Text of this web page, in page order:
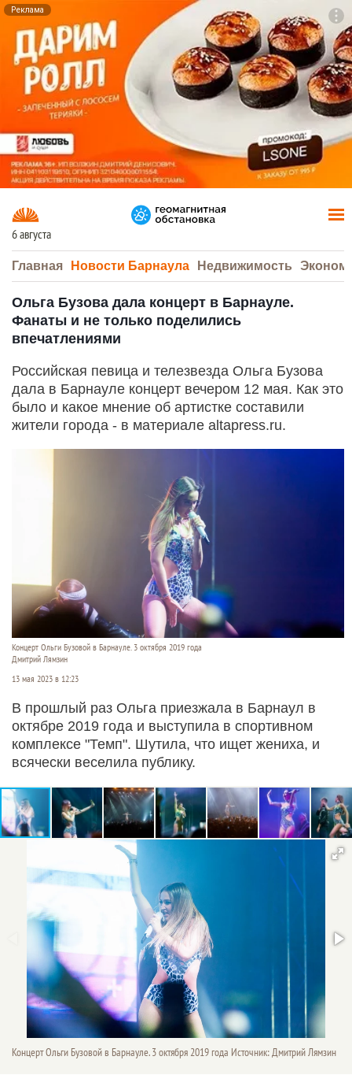
Реклама
6 августа
Главная Новости Барнаула Недвижимость
Ольга Бузова дала концерт в Барнауле.
Фанаты и не только поделились
впечатлениями
Российская певица и телезвезда Ольга Бузова
дала в Барнауле концерт вечером 12 мая. Как это
было и какое мнение об артистке составили
жители города - в материале altapress.ru.
Концерт Ольги Бузовой в Барнауле. 3 октября 2019 года
Дмитрий Лямзин
13 мая 2023 в 12:23
В прошлый раз Ольга приезжала в Барнаул в
октябре 2019 года и выступила в спортивном
комплексе "Темп". Шутила, что ищет жениха, и
всячески веселила публику.
Концерт Ольги Бузовой в Барнауле. 3 октября 2019 года Источник: Дмитрий Лямзин